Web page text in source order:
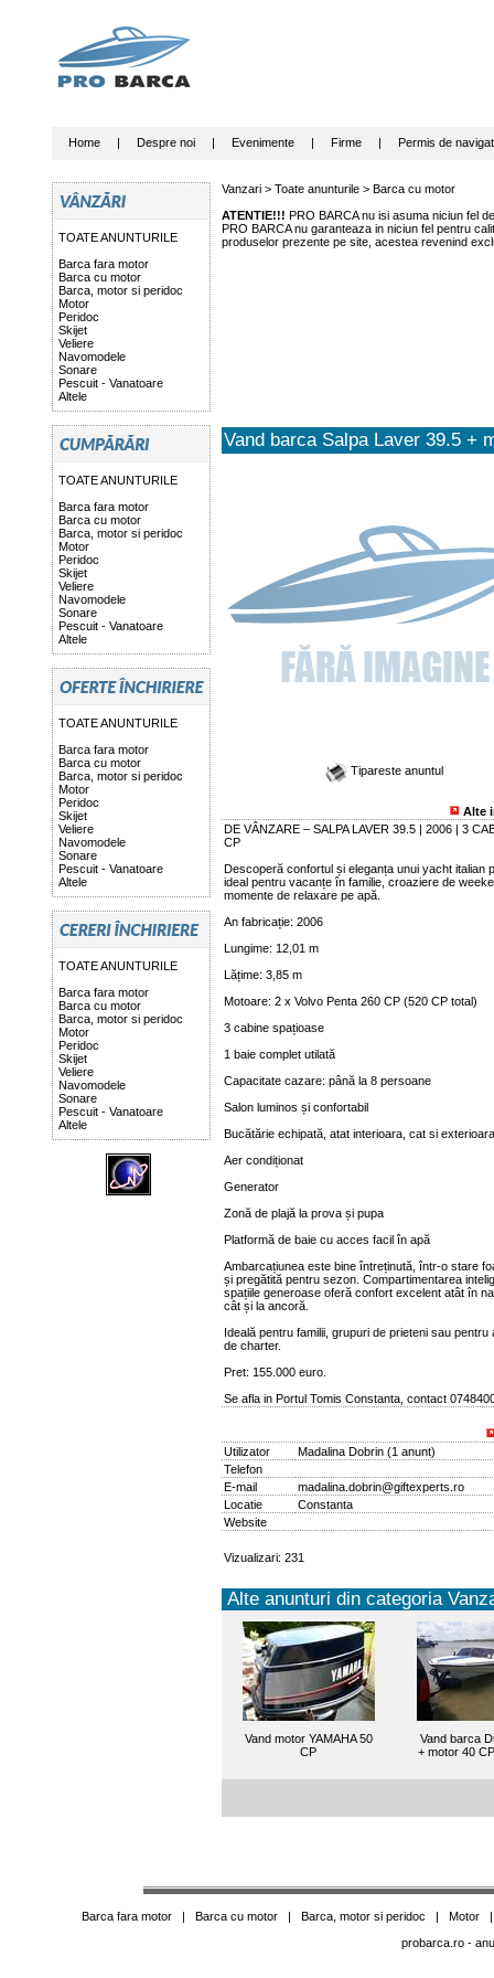
Home| Despre noi| Evenimente| Firme| Permis de
TOATE ANUNTURILE
Barca fara motor
Barca cu motor
Barca, motor si peridoc
Motor
Peridoc
Skijet
Veliere
Navomodele
Sonare
Pescuit - Vanatoare
Altele
TOATE ANUNTURILE
Barca fara motor
Barca cu motor
Barca, motor si peridoc
Motor
Peridoc
Skijet
Veliere
Navomodele
Sonare
Pescuit - Vanatoare
Altele
TOATE ANUNTURILE
Barca fara motor
Barca cu motor
Barca, motor si peridoc
Motor
Peridoc
Skijet
Veliere
Navomodele
Sonare
Pescuit - Vanatoare
Altele
TOATE ANUNTURILE
Barca fara motor
Barca cu motor
Barca, motor si peridoc
Motor
Peridoc
Skijet
Veliere
Navomodele
Sonare
Pescuit - Vanatoare
Altele
Vanzari > Toate anunturile> Barca cu motor
ATENTIE!!! PRO BARCA nu isi asuma niciun fel
PRO BARCA nu garanteaza in niciun fel pentru
produselor prezente pe site, acestea revenind
Vand barca Salpa Laver 39.5 +
Tipareste anuntul
Alte
DE VÂNZARE – SALPA LAVER 39.5 | 2006 | 3
CP
Descoperă confortul și eleganța unui yacht italian
ideal pentru vacanțe în familie, croaziere de
momente de relaxare pe apă.
An fabricație: 2006
Lungime: 12,01 m
Lățime: 3,85 m
Motoare: 2 x Volvo Penta 260 CP (520 CP total)
3 cabine spațioase
1 baie complet utilată
Capacitate cazare: până la 8 persoane
Salon luminos și confortabil
Bucătărie echipată, atat interioara, cat si exterioara
Aer condiționat
Generator
Zonă de plajă la prova și pupa
Platformă de baie cu acces facil în apă
Ambarcațiunea este bine întreținută, într-o stare
și pregătită pentru sezon. Compartimentarea
spațiile generoase oferă confort excelent atât în
cât și la ancoră.
Ideală pentru familii, grupuri de prieteni sau pentru
de charter.
Pret: 155.000 euro.
Se afla in Portul Tomis Constanta, contact
Utilizator Madalina Dobrin(1 anunt)
Telefon
E-mail
madalina.dobrin@giftexperts.ro
Locatie
Constanta
Website
Vizualizari: 231
Alte anunturi din categoria
Vand motor YAMAHA 50
CP
Vand barca
+ motor 40
Barca fara motor| Barca cu motor| Barca, motor si peridoc | Motor
probarca.ro-